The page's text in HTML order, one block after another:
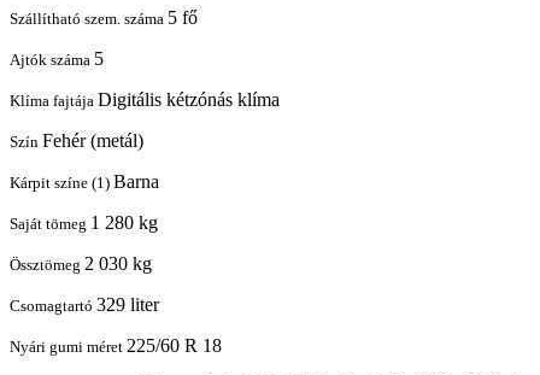
Szállítható szem. száma 5 fő
Ajtók száma 5
Klíma fajtája Digitális kétzónás klíma
Szín Fehér (metál)
Kárpit színe (1) Barna
Saját tömeg 1 280 kg
Össztömeg 2 030 kg
Csomagtartó 329 liter
Nyári gumi méret 225/60 R 18